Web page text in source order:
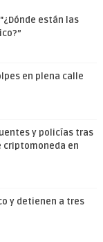
están las
en plena calle
y policías tras
criptomoneda en
y detienen a tres